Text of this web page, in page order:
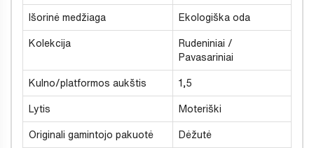
Išorinė medžiaga Ekologiška oda
Kolekcija
Rudeniniai /
Pavasariniai
Kulno/platformos aukštis 1,5
Lytis Moteriški
Originali gamintojo pakuotė Dėžutė